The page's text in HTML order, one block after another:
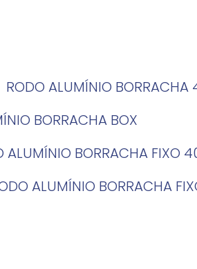
RODO ALUMÍNIO BORRACHA
BORRACHA BOX
ALUMÍNIO BORRACHA FIXO
ALUMÍNIO BORRACHA